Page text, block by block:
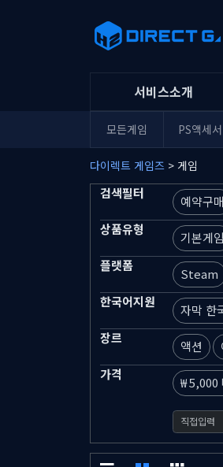
서비스소개
모든게임 PS액세
다이렉트 게임즈 > 게임
검색필터
예약구매
상품유형
기본게임
플랫폼
Steam
한국어지원
자막 한
장르
액션
가격
5,000